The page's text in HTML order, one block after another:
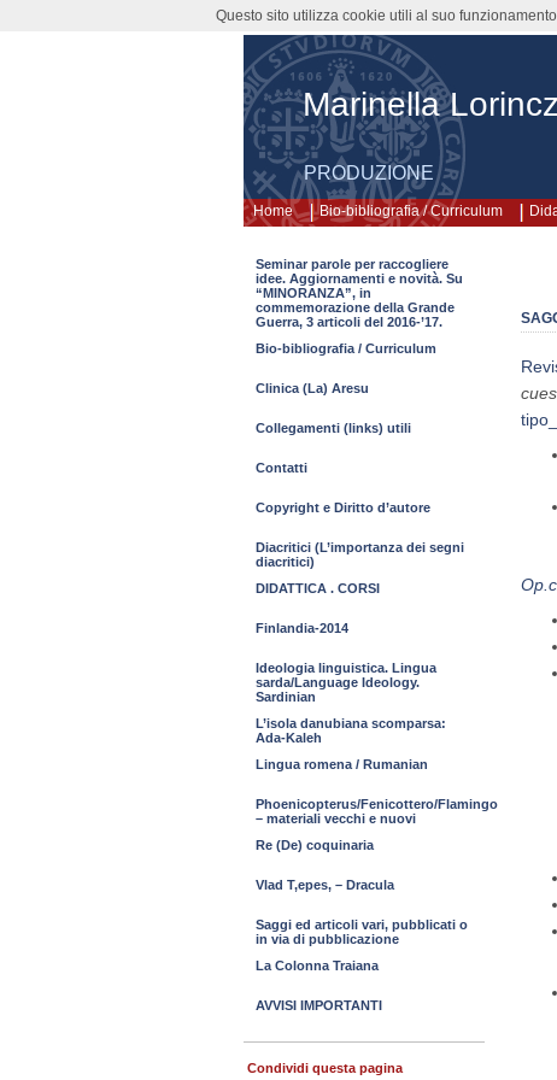
Marinella
PRODUZIONE
Home Bio-bibliografia / Curriculum
Seminar parole per raccogliere
idee. Aggiornamenti e novità. Su
“MINORANZA”, in
commemorazione della Grande
Guerra, 3 articoli del 2016-’17.
Bio-bibliografia / Curriculum
Clinica (La) Aresu
Collegamenti (links) utili
Contatti
Copyright e Diritto d’autore
Diacritici (L’importanza dei segni
diacritici)
DIDATTICA . CORSI
Finlandia-2014
Ideologia linguistica. Lingua
sarda/Language Ideology.
Sardinian
L’isola danubiana scomparsa:
Ada-Kaleh
Lingua romena / Rumanian
Phoenicopterus/Fenicottero/Flamingo
– materiali vecchi e nuovi
Re (De) coquinaria
Vlad T,epes, – Dracula
Saggi ed articoli vari, pubblicati o
in via di pubblicazione
La Colonna Traiana
AVVISI IMPORTANTI
Condividi questa pagina
Questo sito utilizza cookie utili al suo